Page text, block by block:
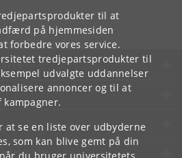
til at
på hjemmesiden
forbedre vores service.
tredjepartsprodukter til
udvalgte uddannelser
annoncer og til at
at se en liste over udbyderne
som kan blive gemt på din